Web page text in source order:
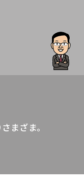
まざま。